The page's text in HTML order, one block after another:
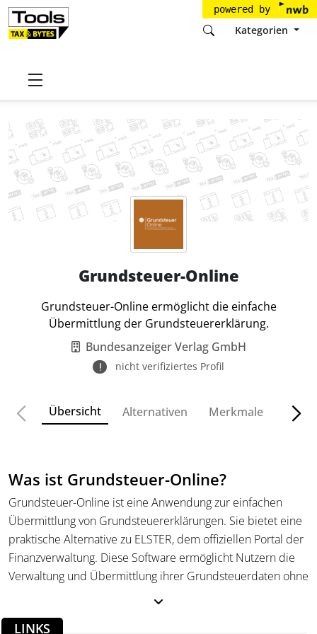
powered by
Kategorien
Startseite
Grundsteuer-Online
Grundsteuer-Online ermöglicht die einfache
Übermittlung der Grundsteuererklärung.
Bundesanzeiger Verlag GmbH
nicht verifiziertes Profil
Übersicht Alternativen Merkmale
Was ist Grundsteuer-Online?
Grundsteuer-Online ist eine Anwendung zur einfachen
Übermittlung von Grundsteuererklärungen. Sie bietet eine
praktische Alternative zu ELSTER, dem offiziellen Portal der
Finanzverwaltung. Diese Software ermöglicht Nutzern die
Verwaltung und Übermittlung ihrer Grundsteuerdaten ohne
Wiederverwendbarkeit der Daten, sowie eine umfassende
LINKS